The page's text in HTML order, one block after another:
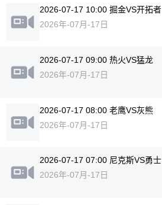
2026-07-17 10:00 掘金VS开拓者
2026年-07月-17日
2026-07-17 09:00 热火VS猛龙
2026年-07月-17日
2026-07-17 08:00 老鹰VS灰熊
2026年-07月-17日
2026-07-17 07:00 尼克斯VS勇士
2026年-07月-17日